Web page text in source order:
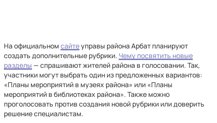
На официальном сайтеуправы района Арбат планируют
создать дополнительные рубрики. Чему посвятить новые
разделы — спрашивают жителей района в голосовании. Так,
участники могут выбрать один из предложенных вариантов:
«Планы мероприятий в музеях района» или «Планы
мероприятий в библиотеках района». Также можно
проголосовать против создания новой рубрики или доверить
решение специалистам.